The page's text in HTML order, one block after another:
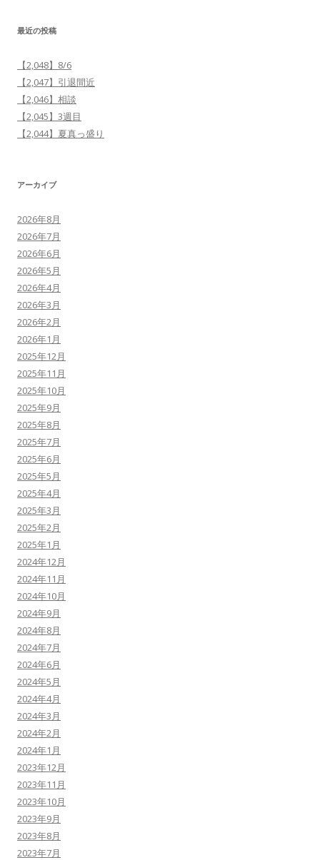
最近の投稿
【2,048】8/6
【2,047】引退間近
【2,046】相談
【2,045】3週目
【2,044】夏真っ盛り
アーカイブ
2026年8月
2026年7月
2026年6月
2026年5月
2026年4月
2026年3月
2026年2月
2026年1月
2025年12月
2025年11月
2025年10月
2025年9月
2025年8月
2025年7月
2025年6月
2025年5月
2025年4月
2025年3月
2025年2月
2025年1月
2024年12月
2024年11月
2024年10月
2024年9月
2024年8月
2024年7月
2024年6月
2024年5月
2024年4月
2024年3月
2024年2月
2024年1月
2023年12月
2023年11月
2023年10月
2023年9月
2023年8月
2023年7月